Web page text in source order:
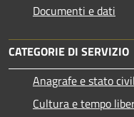
Documenti e dati
CATEGORIE DI SERVIZIO
Anagrafe e stato
Cultura e tempo